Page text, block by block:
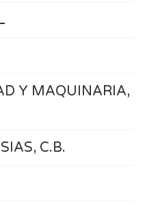
Y MAQUINARIA,
C.B.